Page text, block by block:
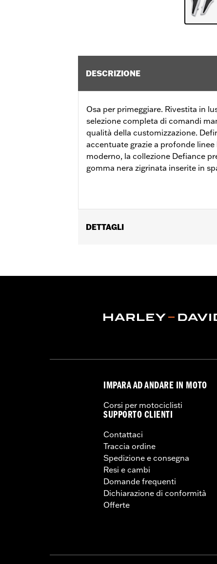
DESCRIZIONE
Osa per primeggiare. Rivestita in
selezione completa di comandi
qualità della customizzazione.
accentuate grazie a profonde
moderno, la collezione Defiance
gomma nera zigrinata inserite in
DETTAGLI
50087-07A. Non compatibile con
Forma:Pinna di squalo
IMPARA AD ANDARE IN MOTO
Corsi per motociclisti
SUPPORTO CLIENTI
Contattaci
Traccia ordine
Spedizione e consegna
Resi e cambi
Domande frequenti
Dichiarazione di conformità
Offerte